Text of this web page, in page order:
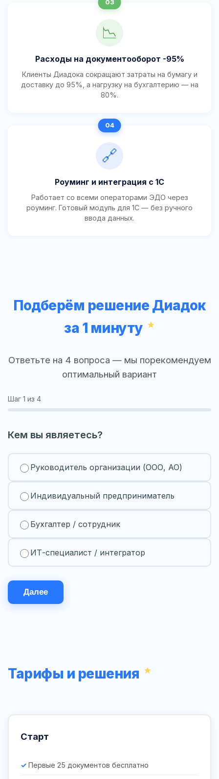
📉
Расходы на документооборот -95%
Клиенты Диадока сокращают затраты на бумагу и
доставку до 95%, а нагрузку на бухгалтерию — на
80%.
🔗
Роуминг и интеграция с 1С
Работает со всеми операторами ЭДО через
роуминг. Готовый модуль для 1С — без ручного
ввода данных.
Подберём решение Диадок
за 1 минуту
Ответьте на 4 вопроса — мы порекомендуем
оптимальный вариант
Шаг 1 из 4
Кем вы являетесь?
Руководитель организации (ООО, АО)
Индивидуальный предприниматель
Бухгалтер / сотрудник
ИТ-специалист / интегратор
Далее
Тарифы и решения
Старт
Первые 25 документов бесплатно